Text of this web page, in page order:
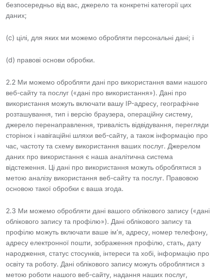
безпосередньо від вас, джерело та конкретні категорії цих
даних;
(c) цілі, для яких ми можемо обробляти персональні дані; і
(d) правові основи обробки.
2.2 Ми можемо обробляти дані про використання вами нашого
веб-сайту та послуг («дані про використання»). Дані про
використання можуть включати вашу IP-адресу, географічне
розташування, тип і версію браузера, операційну систему,
джерело перенаправлення, тривалість відвідування, перегляди
сторінок і навігаційні шляхи веб-сайту, а також інформацію про
час, частоту та схему використання ваших послуг. Джерелом
даних про використання є наша аналітична система
відстеження. Ці дані про використання можуть оброблятися з
метою аналізу використання веб-сайту та послуг. Правовою
основою такої обробки є ваша згода.
2.3 Ми можемо обробляти дані вашого облікового запису («дані
облікового запису та профілю»). Дані облікового запису та
профілю можуть включати ваше ім’я, адресу, номер телефону,
адресу електронної пошти, зображення профілю, стать, дату
народження, статус стосунків, інтереси та хобі, інформацію про
освіту та роботу. Дані облікового запису можуть оброблятися з
метою роботи нашого веб-сайту, надання наших послуг,